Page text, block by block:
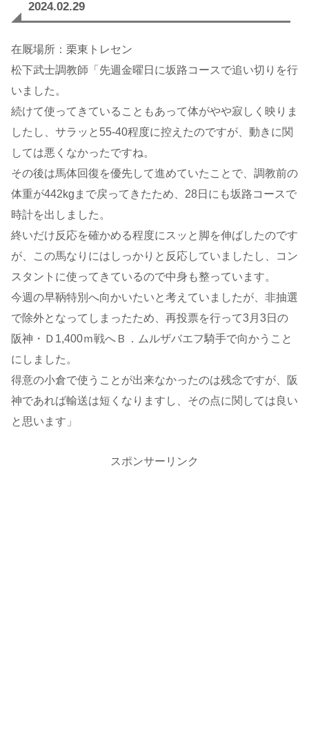
2024.02.29
在厩場所：栗東トレセン
松下武士調教師「先週金曜日に坂路コースで追い切りを行
いました。
続けて使ってきていることもあって体がやや寂しく映りま
したし、サラッと55-40程度に控えたのですが、動きに関
しては悪くなかったですね。
その後は馬体回復を優先して進めていたことで、調教前の
体重が442kgまで戻ってきたため、28日にも坂路コースで
時計を出しました。
終いだけ反応を確かめる程度にスッと脚を伸ばしたのです
が、この馬なりにはしっかりと反応していましたし、コン
スタントに使ってきているので中身も整っています。
今週の早鞆特別へ向かいたいと考えていましたが、非抽選
で除外となってしまったため、再投票を行って3月3日の
阪神・Ｄ1,400ｍ戦へＢ．ムルザバエフ騎手で向かうこと
にしました。
得意の小倉で使うことが出来なかったのは残念ですが、阪
神であれば輸送は短くなりますし、その点に関しては良い
と思います」
スポンサーリンク